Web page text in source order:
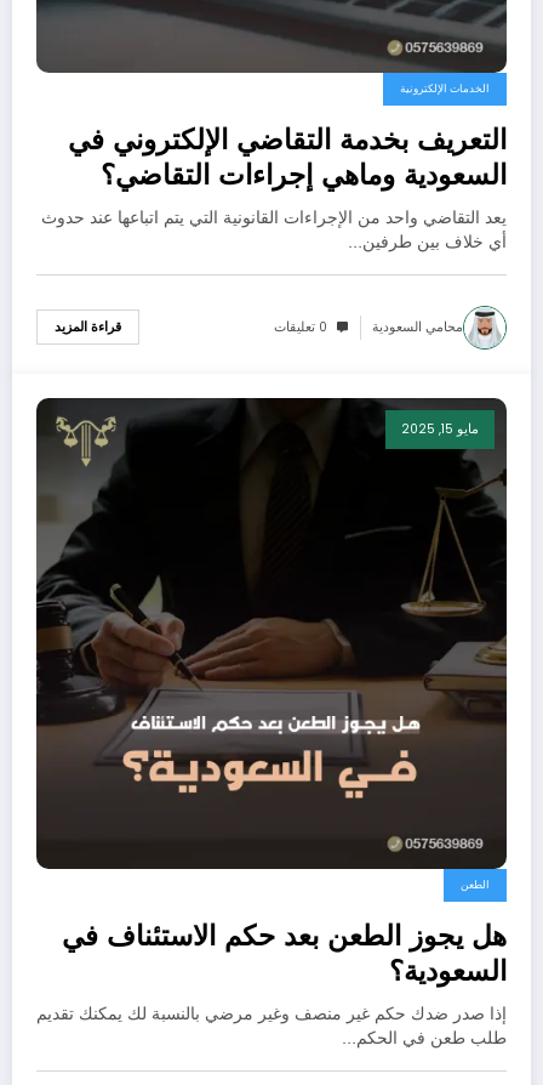
الخدمات الإلكترونية
التعريف بخدمة التقاضي الإلكتروني في
السعودية وماهي إجراءات التقاضي؟
يعد التقاضي واحد من الإجراءات القانونية التي يتم اتباعها عند حدوث
أي خلاف بين طرفين…
محامي السعودية 0 تعليقات قراءة المزيد
مايو 15, 2025
الطعن
هل يجوز الطعن بعد حكم الاستئناف في
السعودية؟
إذا صدر ضدك حكم غير منصف وغير مرضي بالنسبة لك يمكنك تقديم
طلب طعن في الحكم…